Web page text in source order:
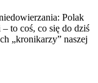
Polak
– to coś, co się do dziś
„kronikarzy” naszej